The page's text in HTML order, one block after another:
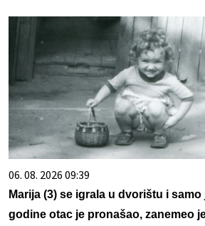
06. 08. 2026 09:39
Marija (3) se igrala u dvorištu i
godine otac je pronašao, zanemeo